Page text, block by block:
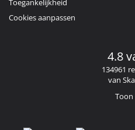
Toegankelijkheid
Cookies aanpassen
4.8
134961
van
Toon